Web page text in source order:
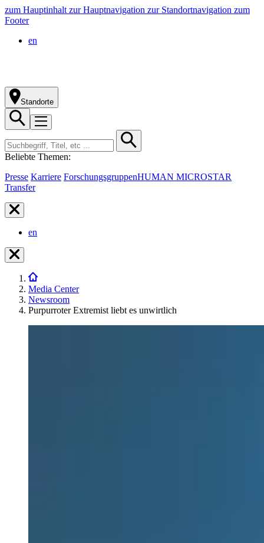
zum Hauptinhalt zur Hauptnavigation zur Standortnavigation zum
Footer
en
Standorte
Beliebte Themen:
Presse Karriere ForschungsgruppenHUMAN MICROSTAR
Transfer
en
Media Center
Newsroom
Purpurroter Extremist liebt es unwirtlich